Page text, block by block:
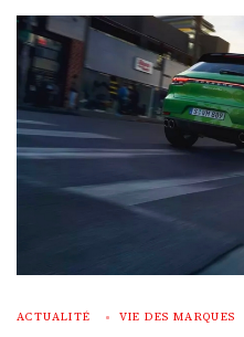
ACTUALITÉ VIE DES MARQUES